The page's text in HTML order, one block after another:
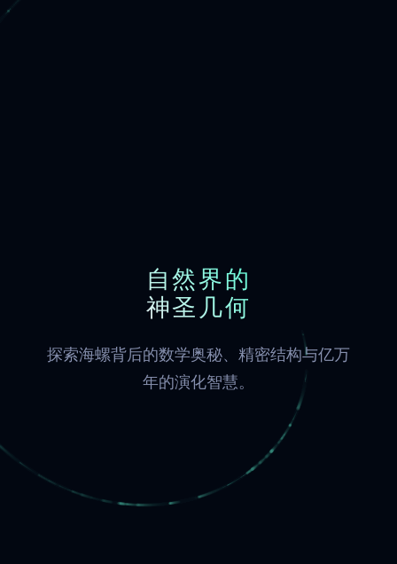
自然界的
神圣几何
探索海螺背后的数学奥秘、精密结构与亿万
年的演化智慧。